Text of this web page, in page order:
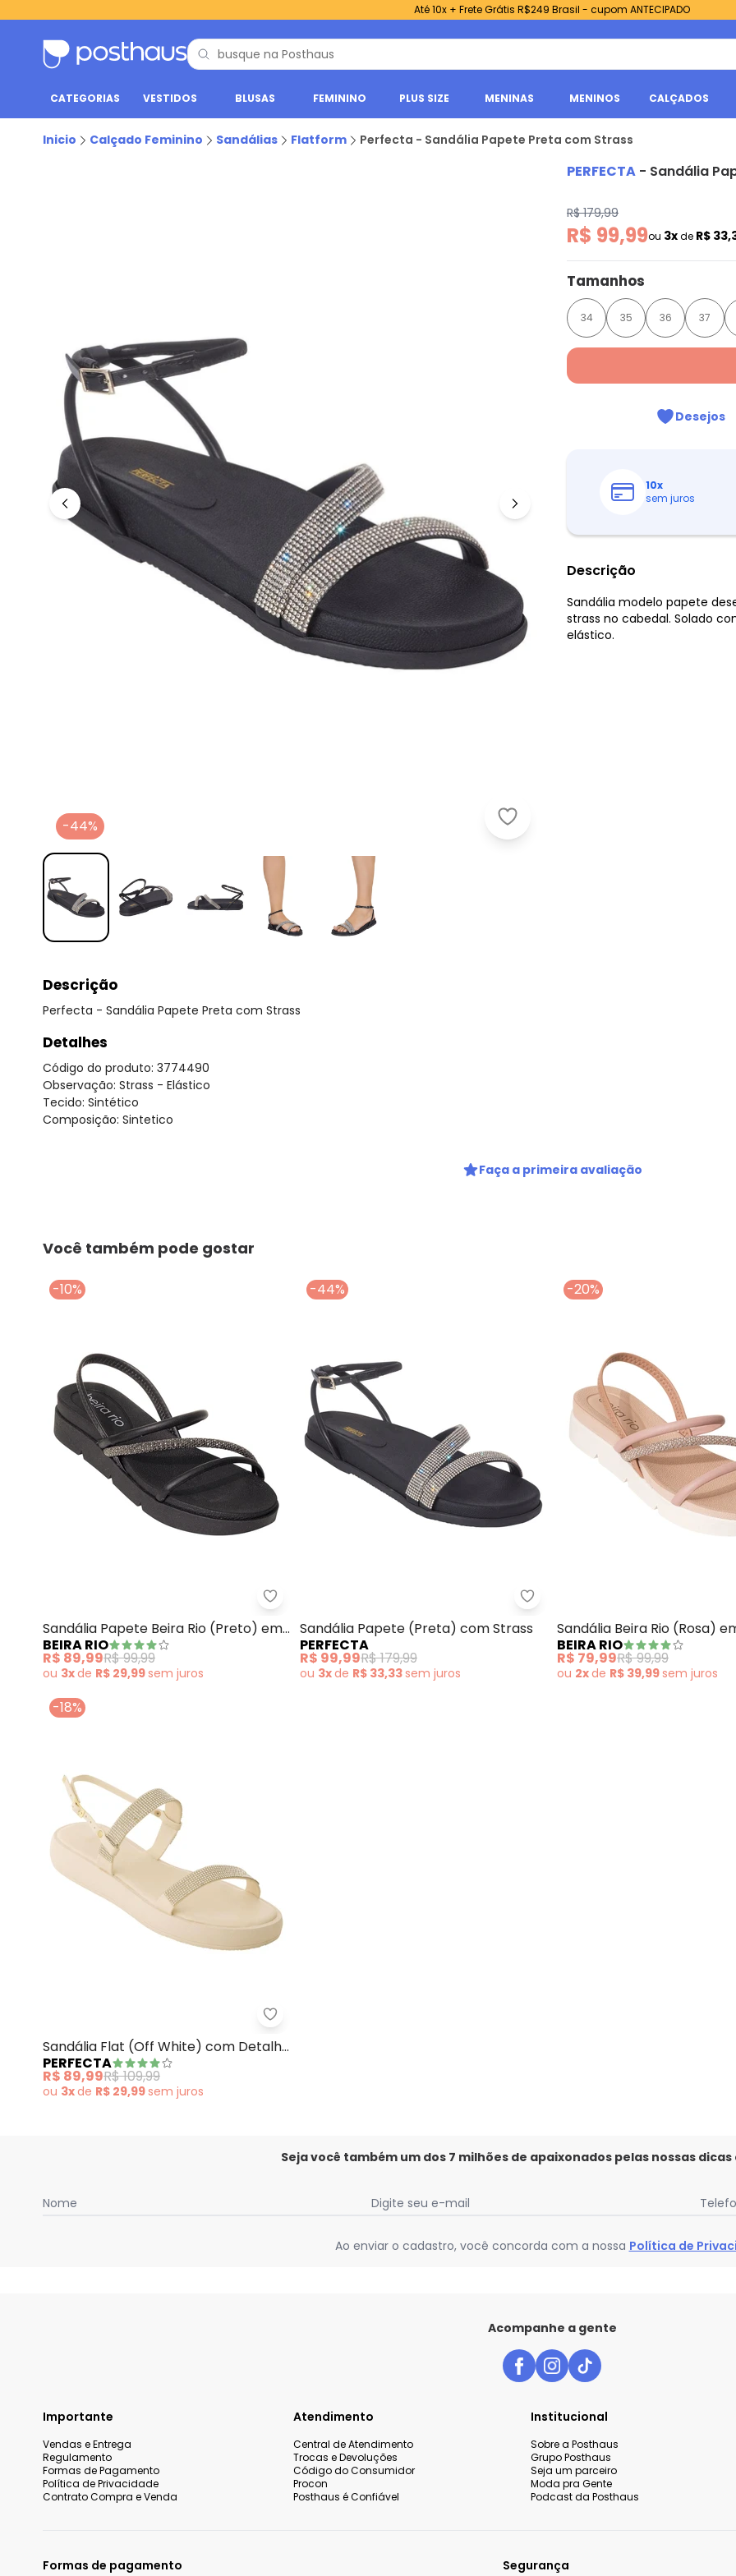
Até 10x + Frete Grátis R$249 Brasil - cupom ANTECIPADO
CATEGORIAS VESTIDOS BLUSAS FEMININO PLUS SIZE MENINAS MENINOS CALÇADOS
Inicio Calçado Feminino Sandálias Flatform Perfecta - Sandália Papete Preta com Strass
Perfecta - Sandália Papete Preta
-44%
PERFECTA - Sandália
R$ 179,99
R$ 99,99ou 3xde R$
Tamanhos
34 35 36 37
Desejos
10x
sem juros
Descrição
Sandália modelo papete
strass no cabedal. Solado
elástico.
Descrição
Perfecta - Sandália Papete Preta com Strass
Detalhes
Código do produto: 3774490
Observação: Strass - Elástico
Tecido: Sintético
Composição: Sintetico
Faça a primeira avaliação
Você também pode gostar
-10%
Beira Rio - Sandália Papete Beira Rio (Preto) em Sintético
Sandália Papete Beira Rio (Preto) em
Sintético
BEIRA RIO
R$ 89,99R$ 99,99
ou 3xde R$ 29,99sem juros
-44%
Perfecta - Sandália Papete
Sandália Papete (Preta) com Strass
PERFECTA
R$ 99,99R$ 179,99
ou 3xde R$ 33,33sem juros
-20%
Sandália Beira Rio (Rosa)
BEIRA RIO
R$ 79,99R$ 99,99
ou 2xde R$ 39,99sem juros
-18%
Perfecta - Sandália Flat (Off White) com Detalhe de Strass
Sandália Flat (Off White) com Detalhe
de Strass
PERFECTA
R$ 89,99R$ 109,99
ou 3xde R$ 29,99sem juros
Seja você também um dos 7 milhões de apaixonados pelas nossas
Nome Digite seu e-mail
Ao enviar o cadastro, você concorda com a nossa Política de
Acompanhe a gente
Importante
Vendas e Entrega
Regulamento
Formas de Pagamento
Política de Privacidade
Contrato Compra e Venda
Atendimento
Central de Atendimento
Trocas e Devoluções
Código do Consumidor
Procon
Posthaus é Confiável
Institucional
Sobre a Posthaus
Grupo Posthaus
Seja um parceiro
Moda pra Gente
Podcast da Posthaus
Formas de pagamento Segurança
Nome
Digite seu e-mail
Telefone
Ao enviar o cadastro,